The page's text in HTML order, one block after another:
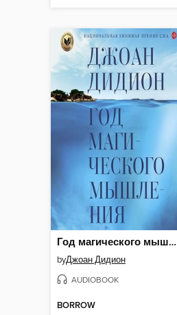
Год магического мышления
byДжоан Дидион
AUDIOBOOK
BORROW